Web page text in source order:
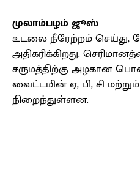
முலாம்பழம் ஜூஸ்
உடலை நீரேற்றம் செய்து,
அதிகரிக்கிறது.
சருமத்திற்கு அழகான
வைட்டமின் ஏ, பி, சி
நிறைந்துள்ளன.